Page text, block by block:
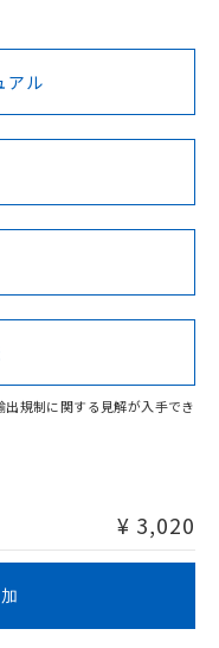
に、以下を必ずお読
Cd Cr(VI)
あります。
アル
規制に関する見解が入手でき
¥ 3,020